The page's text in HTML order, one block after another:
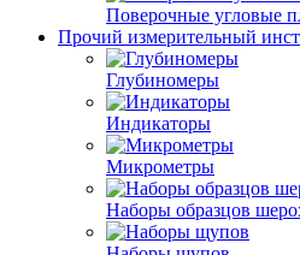
Поверочные угловые
Прочий измерительный
Глубиномеры
Индикаторы
Микрометры
Наборы образцов